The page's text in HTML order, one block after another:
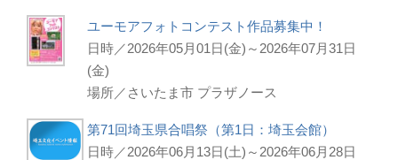
ユーモアフォトコンテスト作品募集中！
日時／2026年05月01日(金)～2026年07月31日
(金)
場所／さいたま市 プラザノース
第71回埼玉県合唱祭（第1日：埼玉会館）
日時／2026年06月13日(土)～2026年06月28日